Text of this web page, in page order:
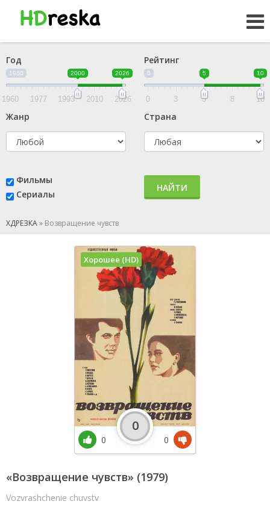
Год
1960 2000 2026
1960 1977 1993 2010 2026
Рейтинг
0 5 10
0 3 5 8 10
Жанр Страна
Фильмы
Сериалы
НАЙТИ
ХДРЕЗКА» Возвращение чувств
«Возвращение чувств» (1979)
Vozvrashchenie chuvstv
Хорошее (HD)
0
0
0